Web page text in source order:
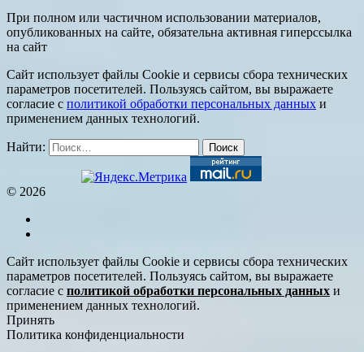
При полном или частичном использовании материалов,
опубликованных на сайте, обязательна активная гиперссылка
на сайт
Сайт использует файлы Cookie и сервисы сбора технических
параметров посетителей. Пользуясь сайтом, вы выражаете
согласие с политикой обработки персональных данных и
применением данных технологий.
Найти:
© 2026
Сайт использует файлы Cookie и сервисы сбора технических
параметров посетителей. Пользуясь сайтом, вы выражаете
согласие с политикой обработки персональных данных и
применением данных технологий.
Принять
Политика конфиденциальности